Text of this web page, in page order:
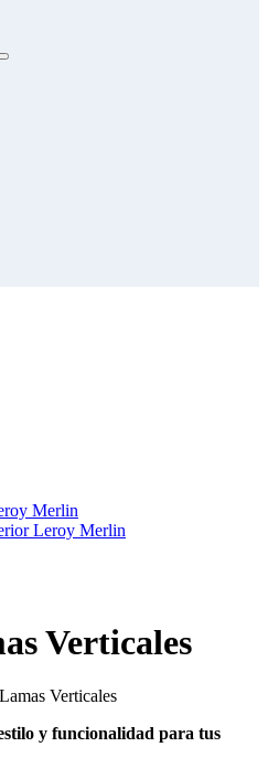
Leroy Merlin
Verticales
Verticales
y funcionalidad para tus